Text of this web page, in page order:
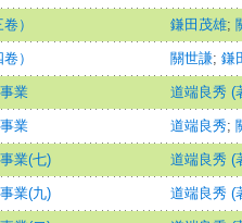
） 鎌田茂雄;
） 關世謙; 鎌
業 道端良秀 (
業 道端良秀;
業(七) 道端良秀 (
業(九) 道端良秀 (